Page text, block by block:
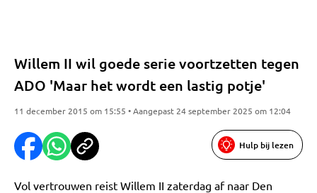
Willem II wil goede serie voortzetten tegen
ADO 'Maar het wordt een lastig potje'
11 december 2015 om 15:55 • Aangepast 24 september 2025 om 12:04
Hulp bij lezen
Vol vertrouwen reist Willem II zaterdag af naar Den